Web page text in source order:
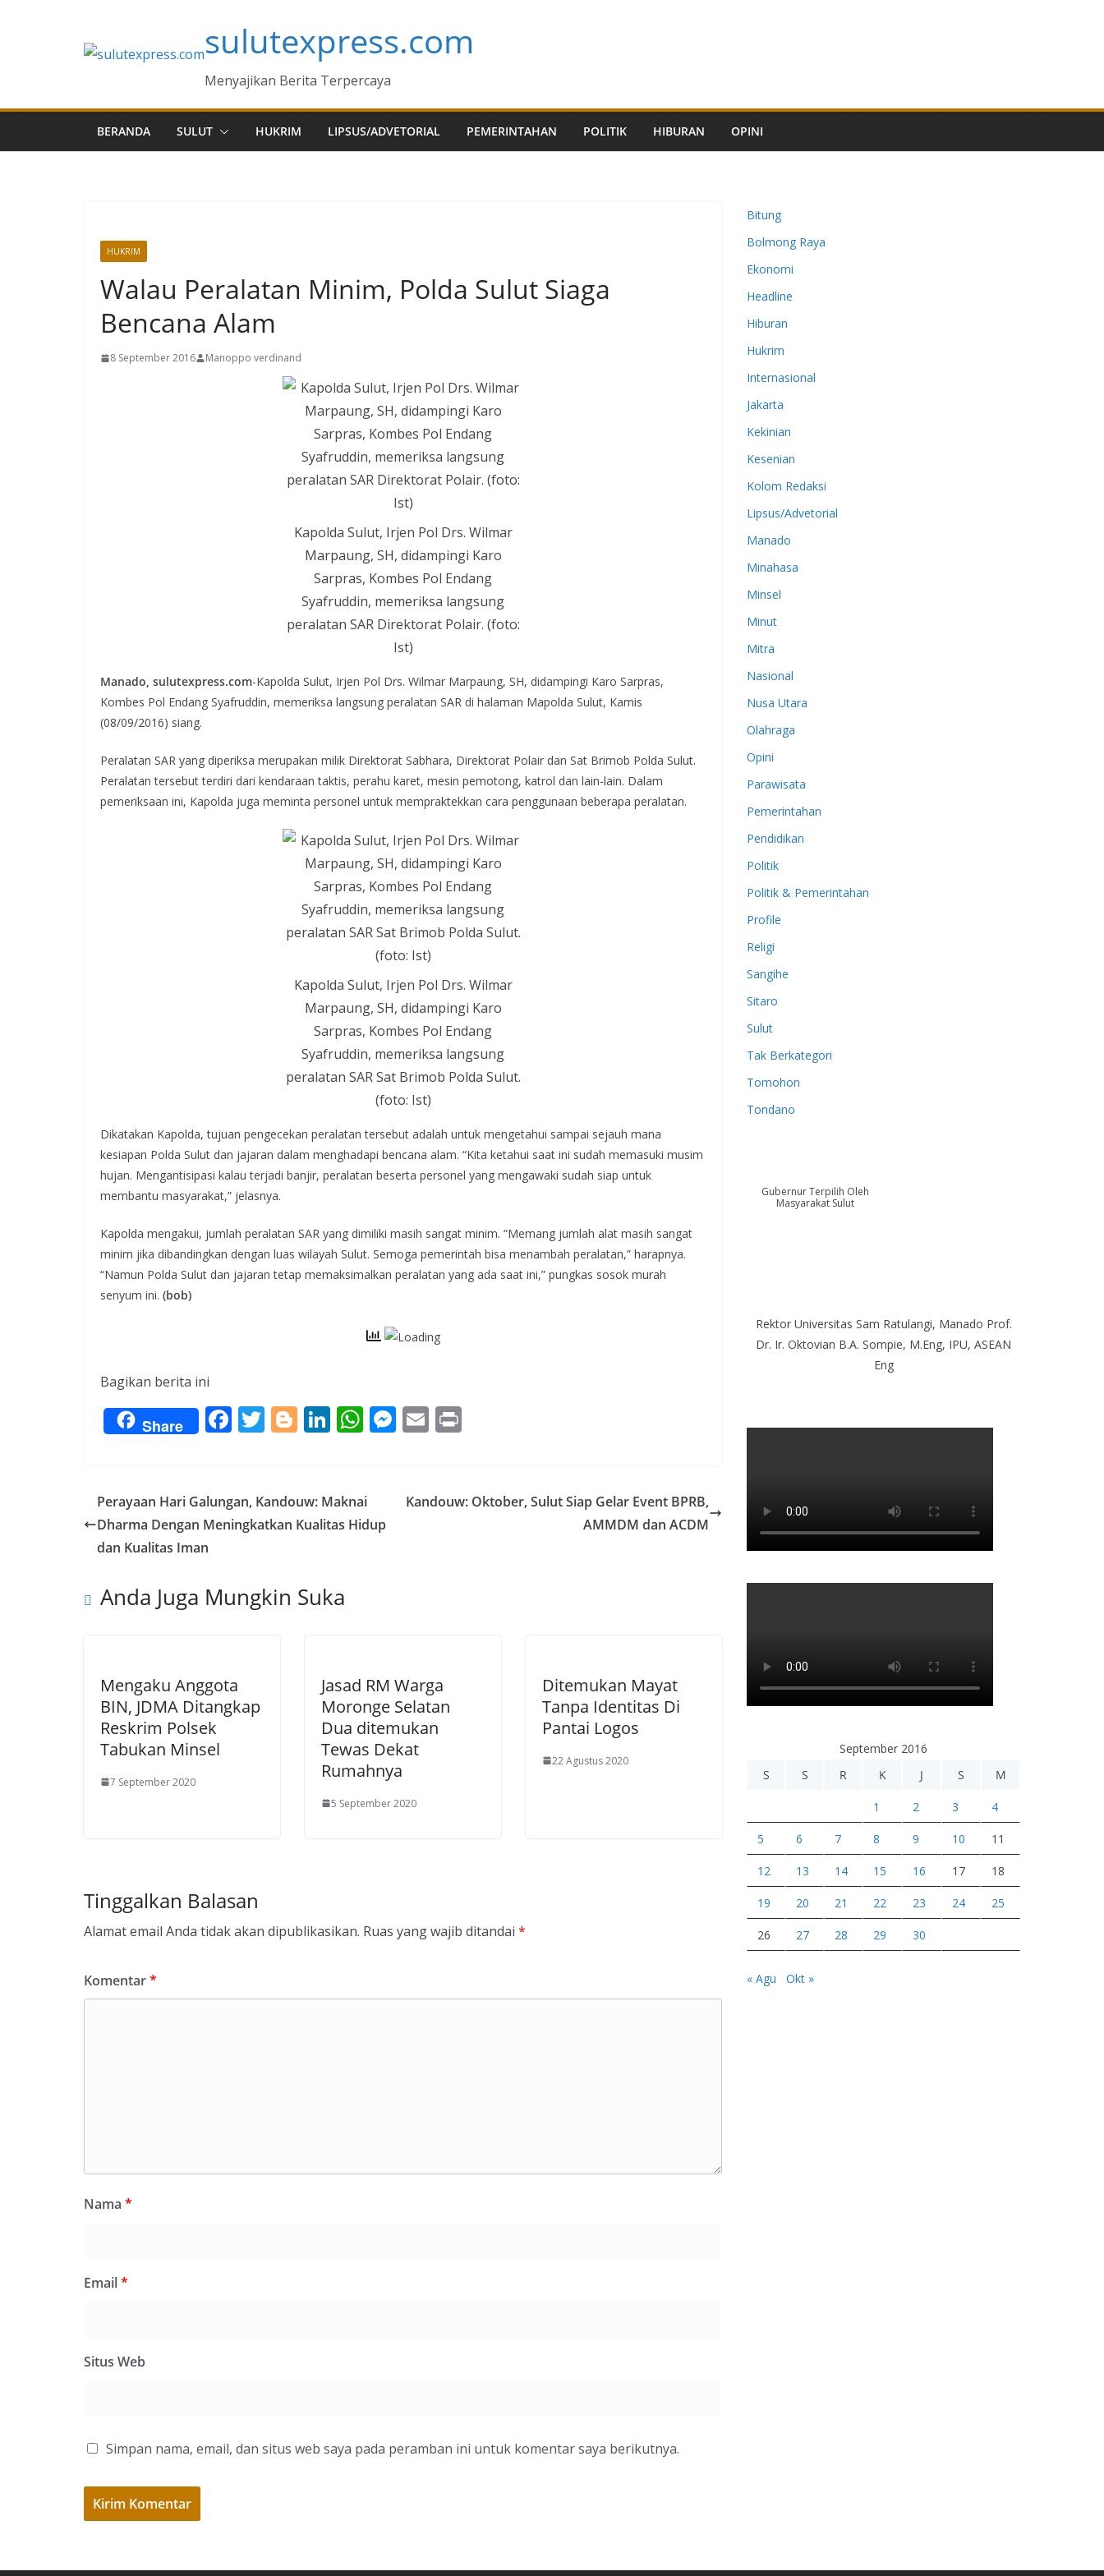
sulutexpress.com
Menyajikan Berita Terpercaya
BERANDA SULUT HUKRIM LIPSUS/ADVETORIAL PEMERINTAHAN POLITIK HIBURAN OPINI
HUKRIM
Walau Peralatan Minim, Polda Sulut Siaga
Bencana Alam
8 September 2016 Manoppo verdinand
Kapolda Sulut, Irjen Pol Drs. Wilmar
Marpaung, SH, didampingi Karo
Sarpras, Kombes Pol Endang
Syafruddin, memeriksa langsung
peralatan SAR Direktorat Polair. (foto:
Ist)
Manado, sulutexpress.com-Kapolda Sulut, Irjen Pol Drs. Wilmar Marpaung, SH, didampingi Karo Sarpras,
Kombes Pol Endang Syafruddin, memeriksa langsung peralatan SAR di halaman Mapolda Sulut, Kamis
(08/09/2016) siang.
Peralatan SAR yang diperiksa merupakan milik Direktorat Sabhara, Direktorat Polair dan Sat Brimob Polda Sulut.
Peralatan tersebut terdiri dari kendaraan taktis, perahu karet, mesin pemotong, katrol dan lain-lain. Dalam
pemeriksaan ini, Kapolda juga meminta personel untuk mempraktekkan cara penggunaan beberapa peralatan.
Kapolda Sulut, Irjen Pol Drs. Wilmar
Marpaung, SH, didampingi Karo
Sarpras, Kombes Pol Endang
Syafruddin, memeriksa langsung
peralatan SAR Sat Brimob Polda Sulut.
(foto: Ist)
Dikatakan Kapolda, tujuan pengecekan peralatan tersebut adalah untuk mengetahui sampai sejauh mana
kesiapan Polda Sulut dan jajaran dalam menghadapi bencana alam. “Kita ketahui saat ini sudah memasuki musim
hujan. Mengantisipasi kalau terjadi banjir, peralatan beserta personel yang mengawaki sudah siap untuk
membantu masyarakat,” jelasnya.
Kapolda mengakui, jumlah peralatan SAR yang dimiliki masih sangat minim. “Memang jumlah alat masih sangat
minim jika dibandingkan dengan luas wilayah Sulut. Semoga pemerintah bisa menambah peralatan,” harapnya.
“Namun Polda Sulut dan jajaran tetap memaksimalkan peralatan yang ada saat ini,” pungkas sosok murah
senyum ini. (bob)
Bagikan berita ini
Share F
b
o
T
er
Bl
g
er
Li
e
dI
W
s
A
M
e
E
l
Perayaan Hari Galungan, Kandouw: Maknai
Dharma Dengan Meningkatkan Kualitas Hidup
dan Kualitas Iman
Kandouw: Oktober, Sulut Siap Gelar Event BPRB,
AMMDM dan ACDM
Anda Juga Mungkin Suka
Mengaku Anggota
BIN, JDMA Ditangkap
Reskrim Polsek
Tabukan Minsel
7 September 2020
Jasad RM Warga
Moronge Selatan
Dua ditemukan
Tewas Dekat
Rumahnya
5 September 2020
Ditemukan Mayat
Tanpa Identitas Di
Pantai Logos
22 Agustus 2020
Tinggalkan Balasan
Alamat email Anda tidak akan dipublikasikan. Ruas yang wajib ditandai *
Komentar*
Nama *
Email*
Situs Web
Simpan nama, email, dan situs web saya pada peramban ini untuk komentar saya berikutnya.
Bitung
Bolmong Raya
Ekonomi
Headline
Hiburan
Hukrim
Internasional
Jakarta
Kekinian
Kesenian
Kolom Redaksi
Lipsus/Advetorial
Manado
Minahasa
Minsel
Minut
Mitra
Nasional
Nusa Utara
Olahraga
Opini
Parawisata
Pemerintahan
Pendidikan
Politik
Politik & Pemerintahan
Profile
Religi
Sangihe
Sitaro
Sulut
Tak Berkategori
Tomohon
Tondano
Gubernur Terpilih Oleh
Masyarakat Sulut
Rektor Universitas Sam Ratulangi, Manado Prof.
Dr. Ir. Oktovian B.A. Sompie, M.Eng, IPU, ASEAN
Eng
September 2016
S
S R K J S M
1 2 3 4
5 6 7 8 9 10 11
12 13 14 15 16 17 18
19 20 21 22 23 24 25
26 27 28 29 30
« Agu Okt »